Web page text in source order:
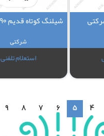
شیلنگ کوتاه قدیم L90 شرکتی
شرکتی
استعلام تلفنی
4
5
6
7
8
9